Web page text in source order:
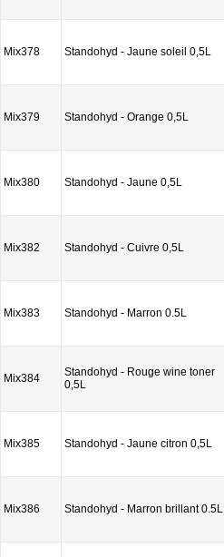
Mix378 Standohyd - Jaune soleil 0,5L
Mix379 Standohyd - Orange 0,5L
Mix380 Standohyd - Jaune 0,5L
Mix382 Standohyd - Cuivre 0,5L
Mix383 Standohyd - Marron 0.5L
Mix384
Standohyd - Rouge wine toner
0,5L
Mix385 Standohyd - Jaune citron 0,5L
Mix386 Standohyd - Marron brillant 0.5L